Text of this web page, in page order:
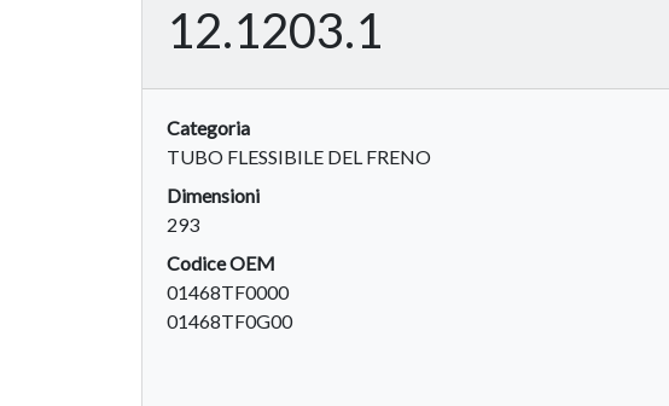
12.1203.1
Categoria
TUBO FLESSIBILE DEL FRENO
Dimensioni
293
Codice OEM
01468TF0000
01468TF0G00